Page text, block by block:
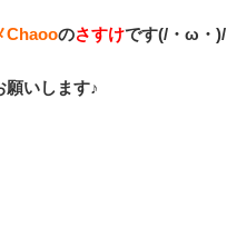
Chaooのさすけです(/・ω・)/
願いします♪